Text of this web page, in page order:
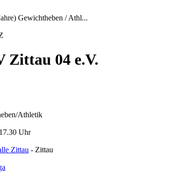
Gewichtheben / Athl...
Zittau 04 e.V.
Athletik
Uhr
Zittau - Zittau